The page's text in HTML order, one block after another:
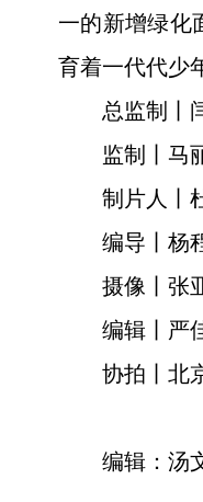
一的新增绿化
育着一代代少
总监制丨
监制丨马
制片人丨
编导丨杨
摄像丨张
编辑丨严
协拍丨北
编辑：汤